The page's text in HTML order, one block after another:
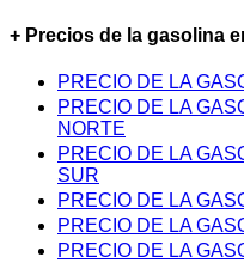
+ Precios de la gasolina
PRECIO DE LA
PRECIO DE LA
NORTE
PRECIO DE LA
SUR
PRECIO DE LA
PRECIO DE LA
PRECIO DE LA